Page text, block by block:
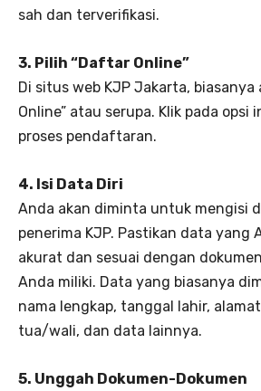
sah dan terverifikasi.
3. Pilih “Daftar Online”
Di situs web KJP Jakarta, biasanya
Online” atau serupa. Klik pada opsi
proses pendaftaran.
4. Isi Data Diri
Anda akan diminta untuk mengisi
penerima KJP. Pastikan data yang
akurat dan sesuai dengan
Anda miliki. Data yang biasanya
nama lengkap, tanggal lahir,
tua/wali, dan data lainnya.
5. Unggah Dokumen-Dokumen